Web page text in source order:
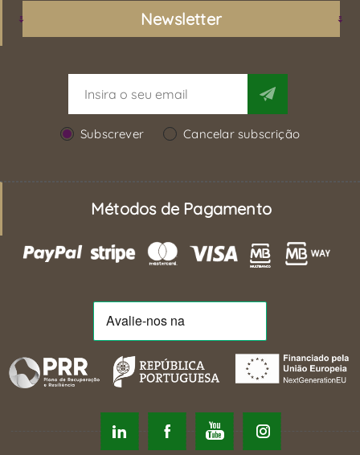
Newsletter
Subscrever Cancelar subscrição
Métodos de Pagamento